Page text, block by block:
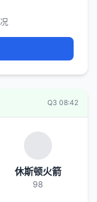
Q3 08:42
休斯顿火箭
98